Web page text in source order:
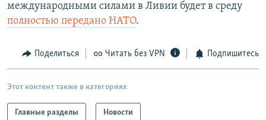
международными силами в Ливии будет в среду
полностью передано НАТО.
Поделиться Читать без VPN Подпишитесь
Этот контент также в категориях
Главные разделы Новости